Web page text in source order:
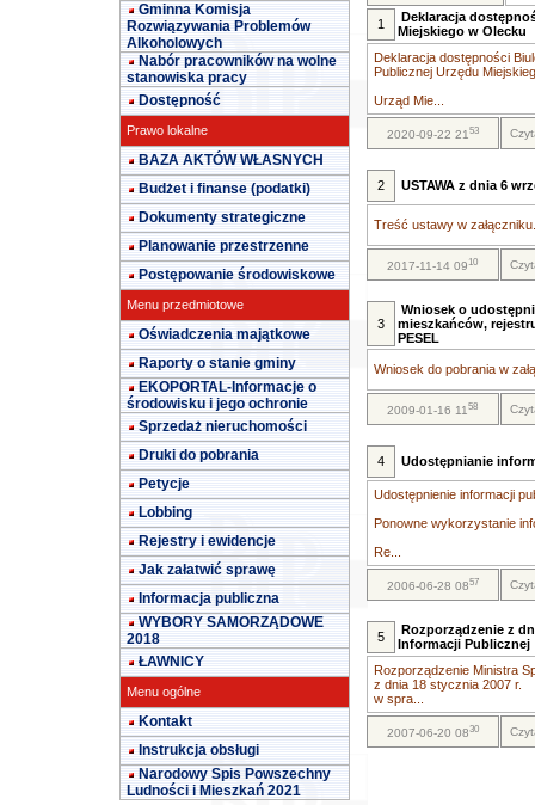
Gminna Komisja
Rozwiązywania Problemów
Alkoholowych
Nabór pracowników na wolne
stanowiska pracy
Dostępność
Prawo lokalne
BAZA AKTÓW WŁASNYCH
Budżet i finanse (podatki)
Dokumenty strategiczne
Planowanie przestrzenne
Postępowanie środowiskowe
Menu przedmiotowe
Oświadczenia majątkowe
Raporty o stanie gminy
EKOPORTAL-Informacje o
środowisku i jego ochronie
Sprzedaż nieruchomości
Druki do pobrania
Petycje
Lobbing
Rejestry i ewidencje
Jak załatwić sprawę
Informacja publiczna
WYBORY SAMORZĄDOWE
2018
ŁAWNICY
Menu ogólne
Kontakt
Instrukcja obsługi
Narodowy Spis Powszechny
Ludności i Mieszkań 2021
1
Deklaracja
Miejskiego w Olecku
Deklaracja dostępności
Publicznej Urzędu
Urząd Mie...
2020-09-22 2153
2 USTAWA z dnia 6
Treść ustawy w
2017-11-14 0910
3
Wniosek o
mieszkańców,
PESEL
Wniosek do pobrania w
2009-01-16 1158
4 Udostępnianie
Udostępnienie informacji
Ponowne wykorzystanie
Re...
2006-06-28 0857
5
Rozporządzenie z
Informacji Publicznej
Rozporządzenie Ministra
z dnia 18 stycznia 2007 r.
w spra...
2007-06-20 0830